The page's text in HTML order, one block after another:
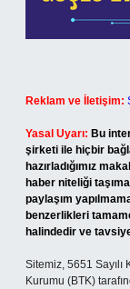
Reklam ve İletişim:
Yasal Uyarı: Bu
şirketi ile hiçbir
hazırladığımız
haber niteliği
paylaşım
benzerlikleri
halindedir ve
Sitemiz, 5651
Kurumu (BTK)